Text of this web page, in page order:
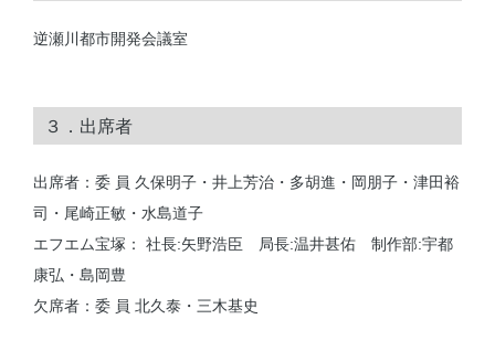
逆瀬川都市開発会議室
３．出席者
出席者：委 員 久保明子・井上芳治・多胡進・岡朋子・津田裕
司・尾崎正敏・水島道子
エフエム宝塚： 社長:矢野浩臣 局長:温井甚佑 制作部:宇都
康弘・島岡豊
欠席者：委 員 北久泰・三木基史